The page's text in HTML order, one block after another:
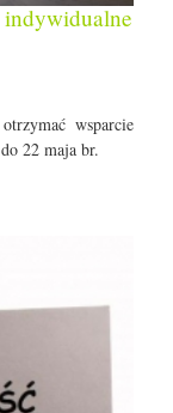
indywidualne
wsparcie
22 maja br.